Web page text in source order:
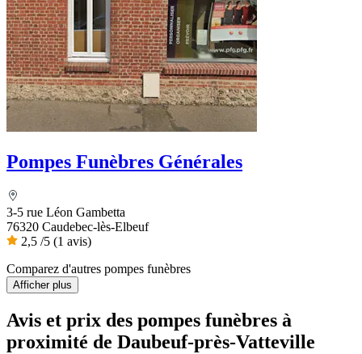
Pompes Funèbres Générales
3-5 rue Léon Gambetta
76320 Caudebec-lès-Elbeuf
2,5 /5 (1 avis)
Comparez d'autres pompes funèbres
Afficher plus
Avis et prix des pompes funèbres à
proximité de Daubeuf-près-Vatteville